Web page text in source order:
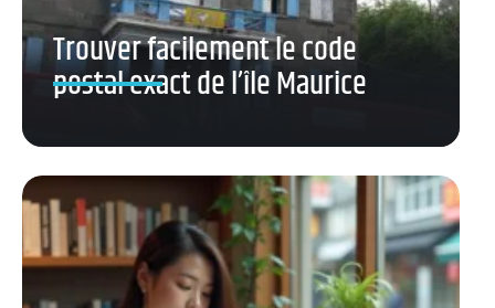
Trouver facilement le code
postal exact de l’île Maurice